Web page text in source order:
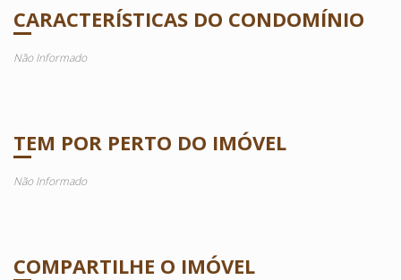
CARACTERÍSTICAS DO CONDOMÍNIO
Não Informado
TEM POR PERTO DO IMÓVEL
Não Informado
COMPARTILHE O IMÓVEL